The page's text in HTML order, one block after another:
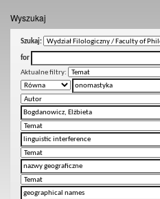
Wyszukaj
Szukaj:
for
Aktualne filtry: